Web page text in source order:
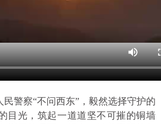
警察“不问西东”，毅然选择守护的
目光，筑起一道道坚不可摧的铜墙